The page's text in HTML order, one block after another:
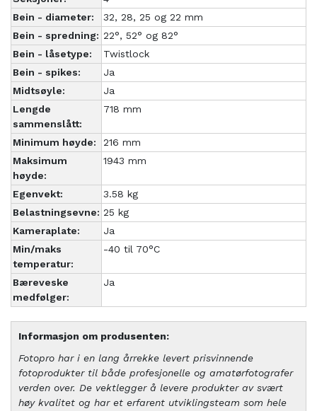
Bein - diameter:
32, 28, 25 og 22 mm
Bein - spredning: 22°, 52° og 82°
Bein - låsetype:
Twistlock
Bein - spikes:
Ja
Midtsøyle:
Ja
Lengde
sammenslått:
718 mm
Minimum høyde:
216 mm
Maksimum
høyde:
1943 mm
Egenvekt:
3.58 kg
Belastningsevne: 25 kg
Kameraplate:
Ja
Min/maks
temperatur:
-40 til 70°C
Bæreveske
medfølger:
Ja
Informasjon om produsenten:
Fotopro har i en lang årrekke levert prisvinnende
fotoprodukter til både profesjonelle og amatørfotografer
verden over. De vektlegger å levere produkter av svært
høy kvalitet og har et erfarent utviklingsteam som hele